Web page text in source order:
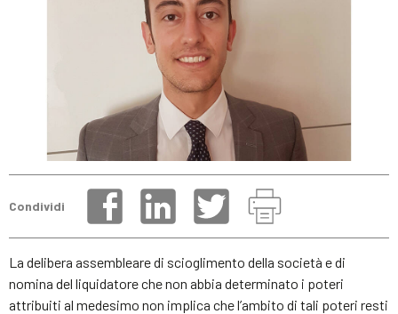
Condividi
La delibera assembleare di scioglimento della società e di
nomina del liquidatore che non abbia determinato i poteri
attribuiti al medesimo non implica che l’ambito di tali poteri resti